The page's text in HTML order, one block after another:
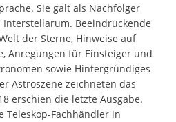
Sie galt als Nachfolger
Beeindruckende
der Sterne, Hinweise auf
Anregungen für Einsteiger und
sowie Hintergründiges
Astroszene zeichneten das
erschien die letzte Ausgabe.
Teleskop-Fachhändler in